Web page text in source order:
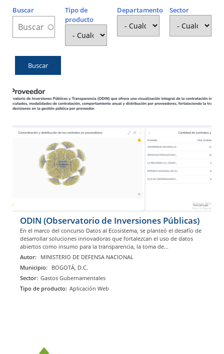
Buscar
Tipo de
producto
Departamento Sector
ODIN (Observatorio de Inversiones Públicas)
En el marco del concurso Datos al Ecosistema, se planteó el desafío de
desarrollar soluciones innovadoras que fortalezcan el uso de datos
abiertos como insumo para la transparencia, la toma de...
Autor: MINISTERIO DE DEFENSA NACIONAL
Municipio: BOGOTÁ, D.C.
Sector: Gastos Gubernamentales
Tipo de producto: Aplicación Web